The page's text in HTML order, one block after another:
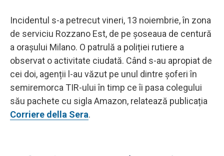
Incidentul s-a petrecut vineri, 13 noiembrie, în zona
de serviciu Rozzano Est, de pe șoseaua de centură
a orașului Milano. O patrulă a poliției rutiere a
observat o activitate ciudată. Când s-au apropiat de
cei doi, agenții l-au văzut pe unul dintre șoferi în
semiremorca TIR-ului în timp ce îi pasa colegului
său pachete cu sigla Amazon, relatează publicația
Corriere della Sera.